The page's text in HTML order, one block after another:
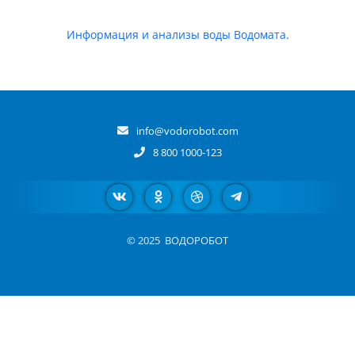
Информация и анализы воды Водомата.
info@vodorobot.com
8 800 1000-123
© 2025 ВОДОРОБОТ